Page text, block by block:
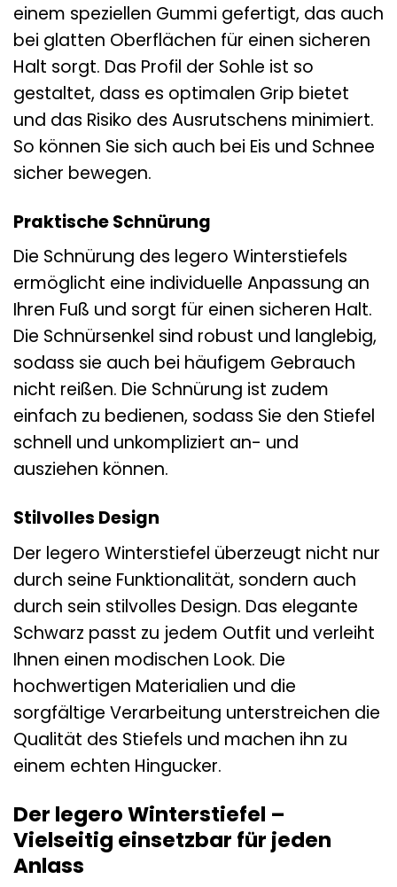
einem speziellen Gummi gefertigt, das auch
bei glatten Oberflächen für einen sicheren
Halt sorgt. Das Profil der Sohle ist so
gestaltet, dass es optimalen Grip bietet
und das Risiko des Ausrutschens minimiert.
So können Sie sich auch bei Eis und Schnee
sicher bewegen.
Praktische Schnürung
Die Schnürung des legero Winterstiefels
ermöglicht eine individuelle Anpassung an
Ihren Fuß und sorgt für einen sicheren Halt.
Die Schnürsenkel sind robust und langlebig,
sodass sie auch bei häufigem Gebrauch
nicht reißen. Die Schnürung ist zudem
einfach zu bedienen, sodass Sie den Stiefel
schnell und unkompliziert an- und
ausziehen können.
Stilvolles Design
Der legero Winterstiefel überzeugt nicht nur
durch seine Funktionalität, sondern auch
durch sein stilvolles Design. Das elegante
Schwarz passt zu jedem Outfit und verleiht
Ihnen einen modischen Look. Die
hochwertigen Materialien und die
sorgfältige Verarbeitung unterstreichen die
Qualität des Stiefels und machen ihn zu
einem echten Hingucker.
Der legero Winterstiefel –
Vielseitig einsetzbar für jeden
Anlass